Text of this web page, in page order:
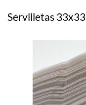
Servilletas 33x33